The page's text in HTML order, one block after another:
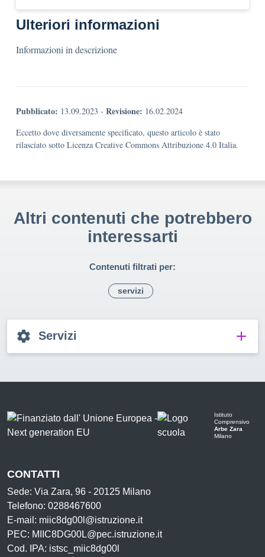
Ulteriori informazioni
Informazioni in descrizione
Pubblicato: 13.09.2023 - Revisione: 16.02.2024
Eccetto dove diversamente specificato, questo articolo è stato
rilasciato sotto Licenza Creative Commons Attribuzione 4.0 Italia.
Altri contenuti che potrebbero
interessarti
Contenuti filtrati per:
servizi
Servizi
Istituto
Comprensivo
Arbe Zara
Milano
CONTATTI
Sede: Via Zara, 96 - 20125 Milano
Telefono: 0288467600
E-mail: miic8dg00l@istruzione.it
PEC: MIIC8DG00L@pec.istruzione.it
Cod. IPA: istsc_miic8dg00l